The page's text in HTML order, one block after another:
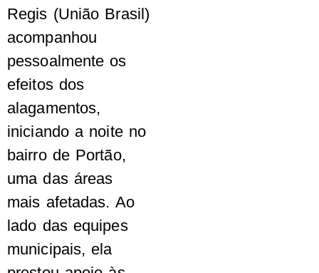
Regis (União Brasil)
acompanhou
pessoalmente os
efeitos dos
alagamentos,
iniciando a noite no
bairro de Portão,
uma das áreas
mais afetadas. Ao
lado das equipes
municipais, ela